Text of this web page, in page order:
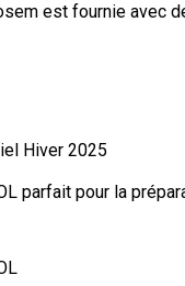
est fournie avec
Hiver 2025
parfait pour la